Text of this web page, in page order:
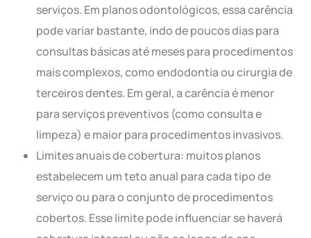
serviços. Em planos odontológicos, essa carência
pode variar bastante, indo de poucos dias para
consultas básicas até meses para procedimentos
mais complexos, como endodontia ou cirurgia de
terceiros dentes. Em geral, a carência é menor
para serviços preventivos (como consulta e
limpeza) e maior para procedimentos invasivos.
Limites anuais de cobertura: muitos planos
estabelecem um teto anual para cada tipo de
serviço ou para o conjunto de procedimentos
cobertos. Esse limite pode influenciar se haverá